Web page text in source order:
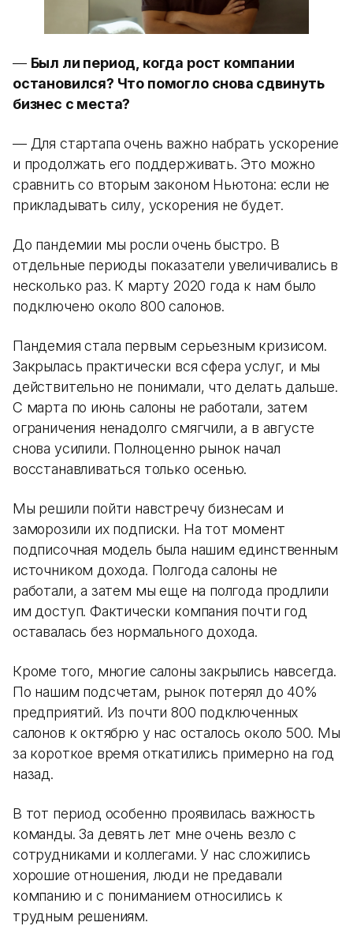
— Был ли период, когда рост компании
остановился? Что помогло снова сдвинуть
бизнес с места?
— Для стартапа очень важно набрать ускорение
и продолжать его поддерживать. Это можно
сравнить со вторым законом Ньютона: если не
прикладывать силу, ускорения не будет.
До пандемии мы росли очень быстро. В
отдельные периоды показатели увеличивались в
несколько раз. К марту 2020 года к нам было
подключено около 800 салонов.
Пандемия стала первым серьезным кризисом.
Закрылась практически вся сфера услуг, и мы
действительно не понимали, что делать дальше.
С марта по июнь салоны не работали, затем
ограничения ненадолго смягчили, а в августе
снова усилили. Полноценно рынок начал
восстанавливаться только осенью.
Мы решили пойти навстречу бизнесам и
заморозили их подписки. На тот момент
подписочная модель была нашим единственным
источником дохода. Полгода салоны не
работали, а затем мы еще на полгода продлили
им доступ. Фактически компания почти год
оставалась без нормального дохода.
Кроме того, многие салоны закрылись навсегда.
По нашим подсчетам, рынок потерял до 40%
предприятий. Из почти 800 подключенных
салонов к октябрю у нас осталось около 500. Мы
за короткое время откатились примерно на год
назад.
В тот период особенно проявилась важность
команды. За девять лет мне очень везло с
сотрудниками и коллегами. У нас сложились
хорошие отношения, люди не предавали
компанию и с пониманием относились к
трудным решениям.